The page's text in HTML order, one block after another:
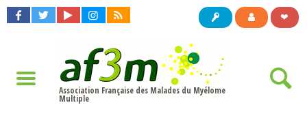
❤
Association Française des Malades du Myélome
Multiple